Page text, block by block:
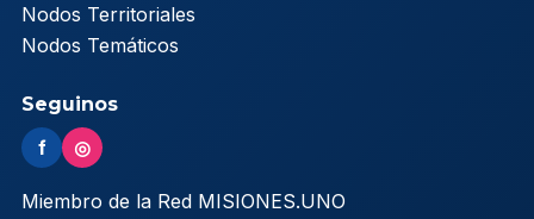
Nodos Territoriales
Nodos Temáticos
Seguinos
f ◎
Miembro de la Red MISIONES.UNO